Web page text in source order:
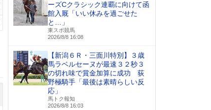
ーズCクラシック連覇に向けて函
館入厩「いい休みを過ごせた
と…」
東スポ競馬
2026/8/8 16:08
【新潟６Ｒ・三面川特別】３歳
馬ラベルセーヌが最速３２秒３
の切れ味で賞金加算に成功 荻
野極騎手「最後は素晴らしい反
応」
馬トク報知
2026/8/8 16:03